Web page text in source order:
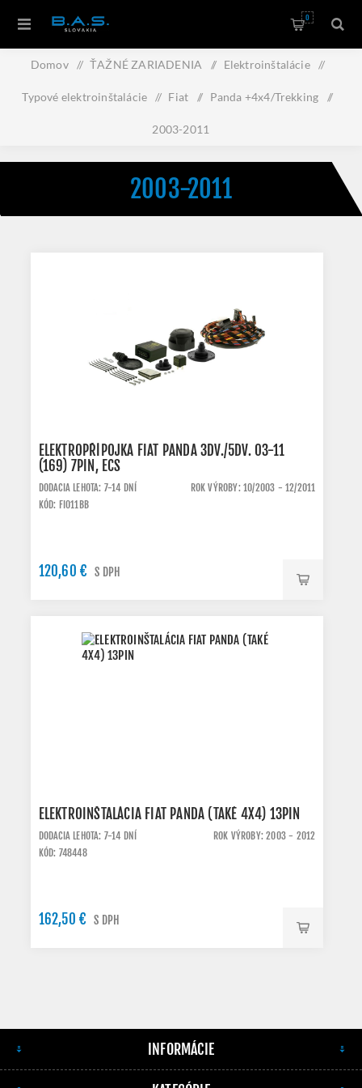
0
Domov / ŤAŽNÉ ZARIADENIA / Elektroinštalácie /
Typové elektroinštalácie / Fiat / Panda +4x4/Trekking /
2003-2011
2003-2011
ELEKTROPŘÍPOJKA FIAT PANDA 3DV./5DV. 03-11
(169) 7PIN, ECS
DODACIA LEHOTA: 7-14 DNÍ
ROK VÝROBY: 10/2003 - 12/2011
KÓD: FI011BB
120,60 € S DPH
ELEKTROINŠTALÁCIA FIAT PANDA (TAKÉ 4X4) 13PIN
DODACIA LEHOTA: 7-14 DNÍ
ROK VÝROBY: 2003 - 2012
KÓD: 748448
162,50 € S DPH
INFORMÁCIE